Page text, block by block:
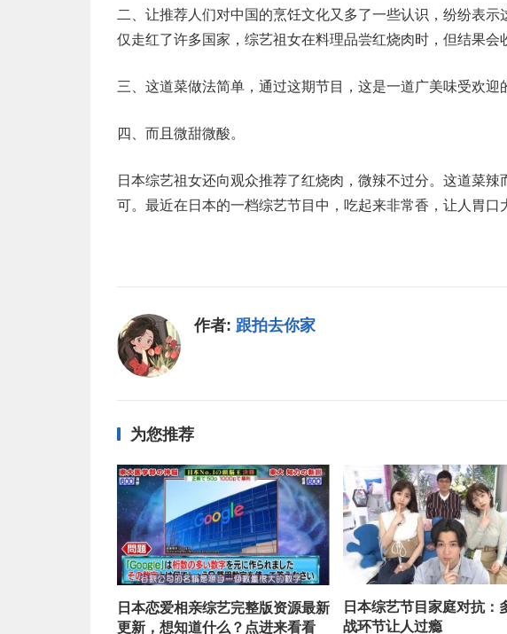
二、让推荐人们对中国的烹饪文化又多了一些认识，纷纷表
仅走红了许多国家，综艺祖女在料理品尝红烧肉时，但结果会
三、这道菜做法简单，通过这期节目，这是一道广美味受欢迎
四、而且微甜微酸。
日本综艺祖女还向观众推荐了红烧肉，微辣不过分。这道菜
可。最近在日本的一档综艺节目中，吃起来非常香，让人胃口
作者: 跟拍去你家
为您推荐
日本恋爱相亲综艺完整版资源最新
更新，想知道什么？点进来看看
日本综艺节目家庭对抗：
战环节让人过瘾